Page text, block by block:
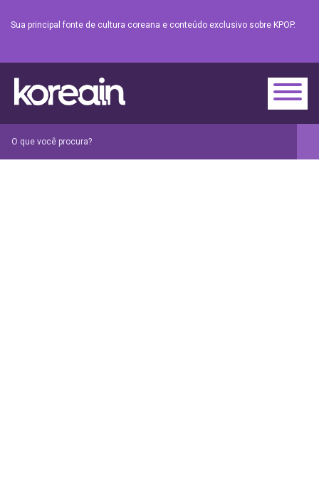
Sua principal fonte de cultura coreana e conteúdo exclusivo sobre KPOP.